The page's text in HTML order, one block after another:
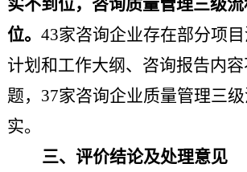
位。 43家咨询企业存在部分项
计划和工作大纲、咨询报告内
题， 37家咨询企业质量管理三
实。
三、 评价结论及处理意见